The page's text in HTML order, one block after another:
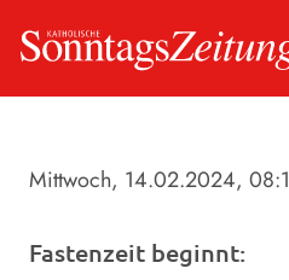
Mittwoch, 14.02.2024,
Fastenzeit beginnt: